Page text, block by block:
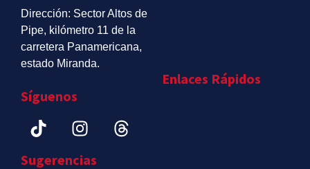
Dirección: Sector Altos de
Pipe, kilómetro 11 de la
carretera Panamericana,
estado Miranda.
Síguenos
Sugerencias
Enlaces Rápidos